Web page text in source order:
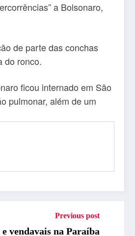
a Bolsonaro,
de parte das conchas
do ronco.
ficou internado em São
pulmonar, além de um
Previous post
vendavais na Paraíba